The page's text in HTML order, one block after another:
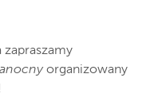
organizowany